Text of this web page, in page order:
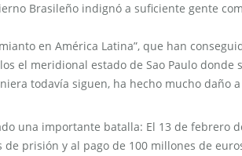
Brasileño indignó a suficiente gente
en América Latina”, que han
el meridional estado de Sao Paulo donde
todavía siguen, ha hecho mucho daño
una importante batalla: El 13 de febrero
prisión y al pago de 100 millones de